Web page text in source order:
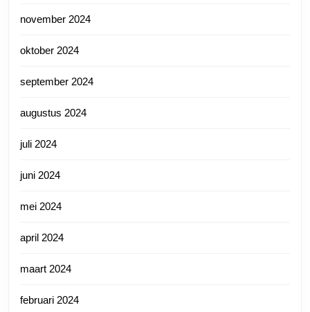
november 2024
oktober 2024
september 2024
augustus 2024
juli 2024
juni 2024
mei 2024
april 2024
maart 2024
februari 2024